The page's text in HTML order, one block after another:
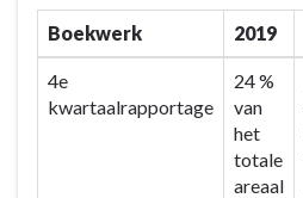
Boekwerk 2019
4e
kwartaalrapportage
24 %
van
het
totale
areaal